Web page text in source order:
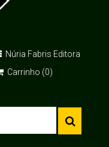
Núria Fabris Editora
Carrinho (0)